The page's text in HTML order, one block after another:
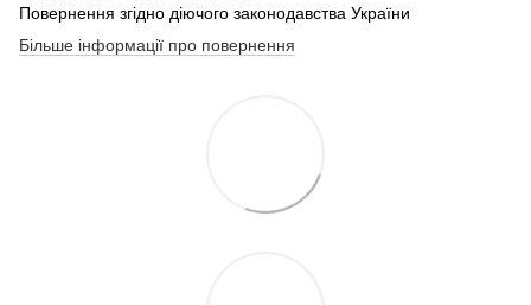
Повернення згідно діючого законодавства України
Більше інформації про повернення